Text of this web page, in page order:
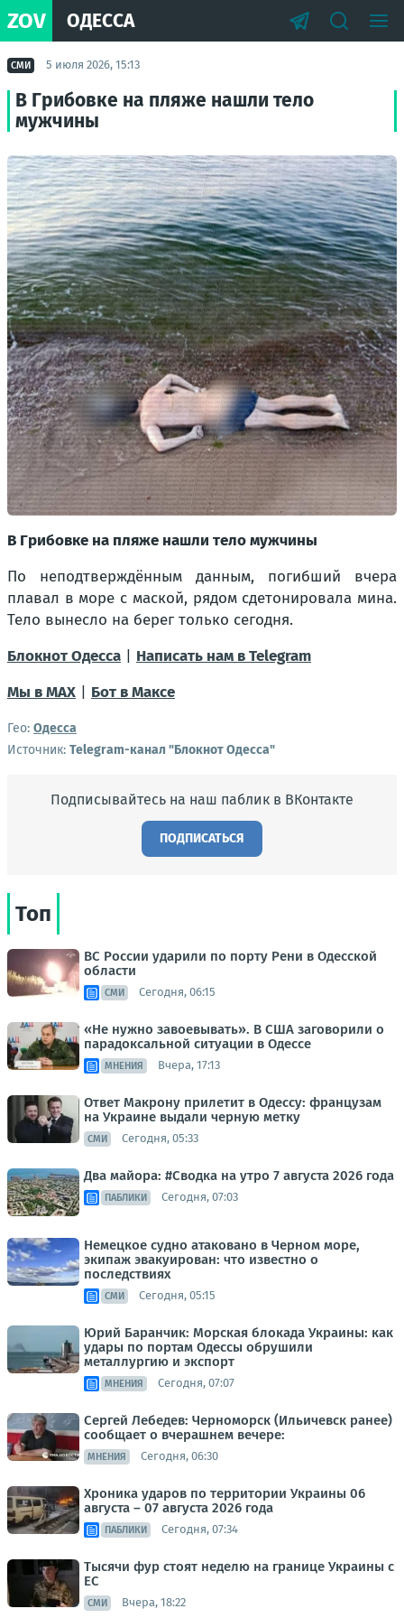
ZOV ОДЕССА
СМИ 5 июля 2026, 15:13
В Грибовке на пляже нашли тело
мужчины
В Грибовке на пляже нашли тело мужчины
По неподтверждённым данным, погибший вчера
плавал в море с маской, рядом сдетонировала мина.
Тело вынесло на берег только сегодня.
Блокнот Одесса | Написать нам в Telegram
Мы в МАХ | Бот в Максе
Гео: Одесса
Источник: Telegram-канал "Блокнот Одесса"
Подписывайтесь на наш паблик в ВКонтакте
ПОДПИСАТЬСЯ
Топ
ВС России ударили по порту Рени в Одесской
области
СМИ Сегодня, 06:15
«Не нужно завоевывать». В США заговорили о
парадоксальной ситуации в Одессе
МНЕНИЯ Вчера, 17:13
Ответ Макрону прилетит в Одессу: французам
на Украине выдали черную метку
СМИ Сегодня, 05:33
Два майора: #Сводка на утро 7 августа 2026 года
ПАБЛИКИ Сегодня, 07:03
Немецкое судно атаковано в Черном море,
экипаж эвакуирован: что известно о
последствиях
СМИ Сегодня, 05:15
Юрий Баранчик: Морская блокада Украины: как
удары по портам Одессы обрушили
металлургию и экспорт
МНЕНИЯ Сегодня, 07:07
Сергей Лебедев: Черноморск (Ильичевск ранее)
сообщает о вчерашнем вечере:
МНЕНИЯ Сегодня, 06:30
Хроника ударов по территории Украины 06
августа – 07 августа 2026 года
ПАБЛИКИ Сегодня, 07:34
Тысячи фур стоят неделю на границе Украины с
ЕС
СМИ Вчера, 18:22